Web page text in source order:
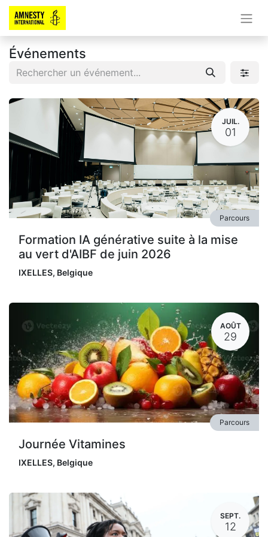
Événements
JUIL.
01
Formation IA générative suite à la mise
au vert d'AIBF de juin 2026
Parcours
IXELLES, Belgique
AOÛT
29
Journée Vitamines
Parcours
IXELLES, Belgique
SEPT.
12